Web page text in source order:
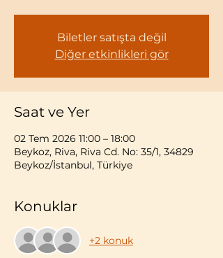
Biletler satışta değil
Diğer etkinlikleri gör
Saat ve Yer
02 Tem 2026 11:00 – 18:00
Beykoz, Riva, Riva Cd. No: 35/1, 34829
Beykoz/İstanbul, Türkiye
Konuklar
+2 konuk